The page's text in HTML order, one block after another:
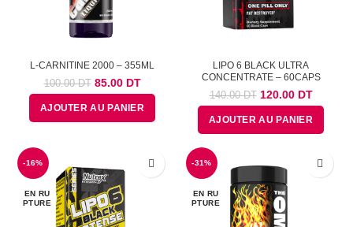
L-CARNITINE 2000 – 355ML
100.00DT Le
prix
initial
était :
85.00DTLe
prix
actuel
est :
AJOUTER AU PANIER
LIPO 6 BLACK ULTRA
CONCENTRATE – 60CAPS
140.00DT Le
prix
initial
était :
DT.
120.00DTLe
prix
actuel
est :
DT.
AJOUTER AU PANIER
-16%
EN RU
PTURE
-31%
EN RU
PTURE